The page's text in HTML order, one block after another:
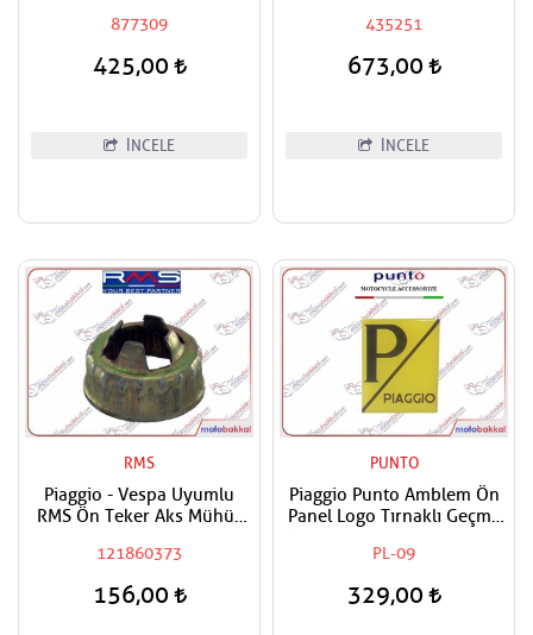
Hilali
877309
425,00
İNCELE
Kapak Oringi
435251
673,00
İNCELE
RMS
Piaggio - Vespa Uyumlu
RMS Ön Teker Aks Mühür
121860373
156,00
PUNTO
Piaggio Punto Amblem Ön
Panel Logo Tırnaklı Geçme
Siyah
PL-09
329,00